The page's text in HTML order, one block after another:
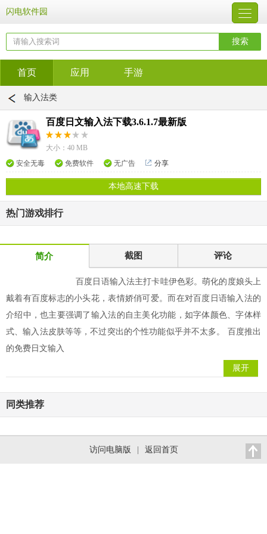
闪电软件园
首页 应用 手游
输入法类
百度日文输入法下载3.6.1.7最新版
大小：40 MB
安全无毒
免费软件 无广告 分享
本地高速下载
热门游戏排行
简介 截图 评论
百度日语输入法主打卡哇伊色彩。萌化的度娘头上
戴着有百度标志的小头花，表情娇俏可爱。而在对百度日语输入法的
介绍中，也主要强调了输入法的自主美化功能，如字体颜色、字体样
式、输入法皮肤等等，不过突出的个性功能似乎并不太多。 百度推出
的免费日文输入
展开
同类推荐
访问电脑版 返回首页